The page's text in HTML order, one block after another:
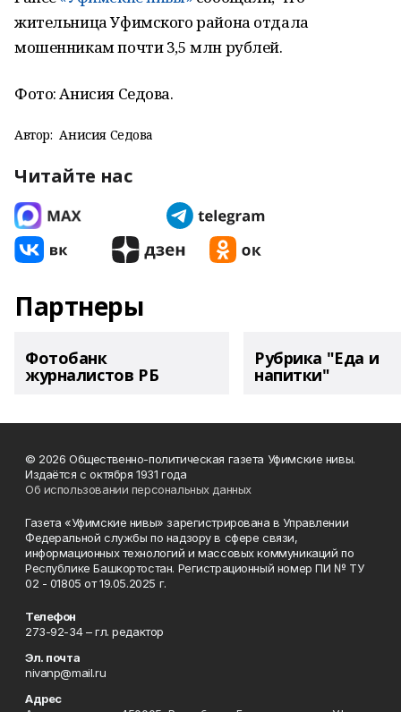
жительница Уфимского района отдала
мошенникам почти 3,5 млн рублей.
Фото: Анисия Седова.
Автор: Анисия Седова
Читайте нас
Партнеры
Фотобанк
журналистов РБ
Рубрика "Еда и
напитки"
© 2026 Общественно-политическая газета Уфимские нивы.
Издаётся с октября 1931 года
Об использовании персональных данных
Газета «Уфимские нивы» зарегистрирована в Управлении
Федеральной службы по надзору в сфере связи,
информационных технологий и массовых коммуникаций по
Республике Башкортостан. Регистрационный номер ПИ № ТУ
02 - 01805 от 19.05.2025 г.
Телефон
273-92-34 – гл. редактор
Эл. почта
nivanp@mail.ru
Адрес